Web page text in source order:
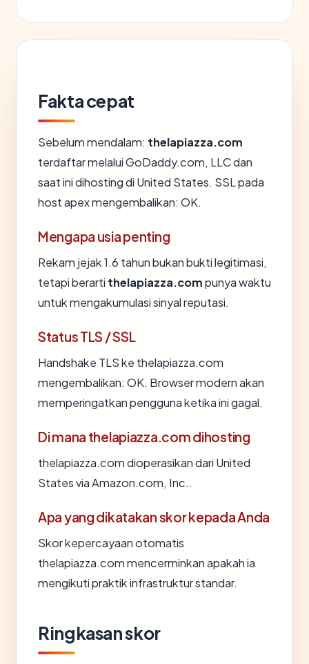
Fakta cepat
Sebelum mendalam: thelapiazza.com
terdaftar melalui GoDaddy.com, LLC dan
saat ini dihosting di United States. SSL pada
host apex mengembalikan: OK.
Mengapa usia penting
Rekam jejak 1.6 tahun bukan bukti legitimasi,
tetapi berarti thelapiazza.compunya waktu
untuk mengakumulasi sinyal reputasi.
Status TLS / SSL
Handshake TLS ke thelapiazza.com
mengembalikan: OK. Browser modern akan
memperingatkan pengguna ketika ini gagal.
Di mana thelapiazza.com dihosting
thelapiazza.com dioperasikan dari United
States via Amazon.com, Inc..
Apa yang dikatakan skor kepada Anda
Skor kepercayaan otomatis
thelapiazza.com mencerminkan apakah ia
mengikuti praktik infrastruktur standar.
Ringkasan skor